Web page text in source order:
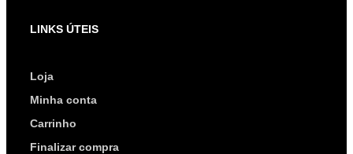
LINKS ÚTEIS
Loja
Minha conta
Carrinho
Finalizar compra